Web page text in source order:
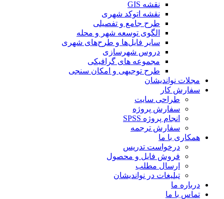
نقشه GIS
نقشه اتوکد شهری
طرح جامع و تفصیلی
الگوی توسعه شهر و محله
سایر فایل‌ها و طرح‌های شهری
دروس شهرسازی
مجموعه های گرافیکی
طرح توجیهی و امکان سنجی
مجلات نواندیشان
سفارش کار
طراحی سایت
سفارش پروژه
انجام پروژه SPSS
سفارش ترجمه
همکاری با ما
درخواست تدریس
فروش فایل و محصول
ارسال مطلب
تبلیغات در نواندیشان
درباره ما
تماس با ما